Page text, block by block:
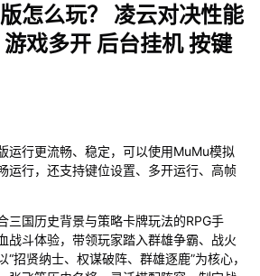
台挂机 按键设置教程
怎么玩？ 凌云对决性能
戏多开 后台挂机 按键
运行更流畅、稳定，可以使用MuMu模拟
运行，还支持键位设置、多开运行、高帧
三国历史背景与策略卡牌玩法的RPG手
战斗体验，带领玩家踏入群雄争霸、战火
招贤纳士、权谋破阵、群雄逐鹿”为核心，